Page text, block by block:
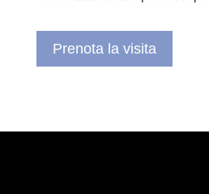
Prenota la visita